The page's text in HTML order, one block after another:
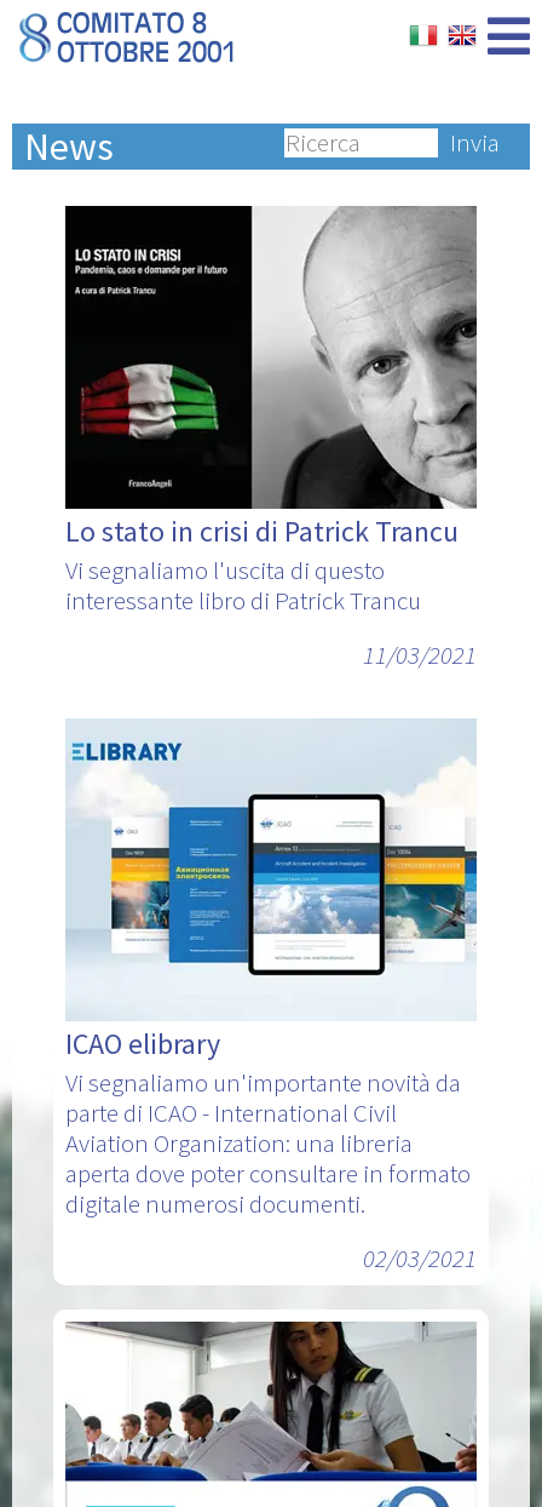
Invia
News
Lo stato in crisi di Patrick Trancu
Vi segnaliamo l'uscita di questo
interessante libro di Patrick Trancu
11/03/2021
ICAO elibrary
Vi segnaliamo un'importante novità da
parte di ICAO - International Civil
Aviation Organization: una libreria
aperta dove poter consultare in formato
digitale numerosi documenti.
02/03/2021